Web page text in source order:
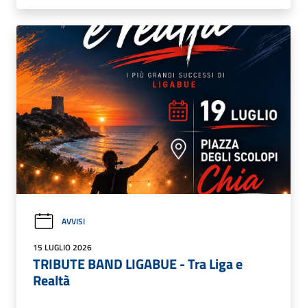
AVVISI
15 LUGLIO 2026
TRIBUTE BAND LIGABUE - Tra Liga e
Realtà